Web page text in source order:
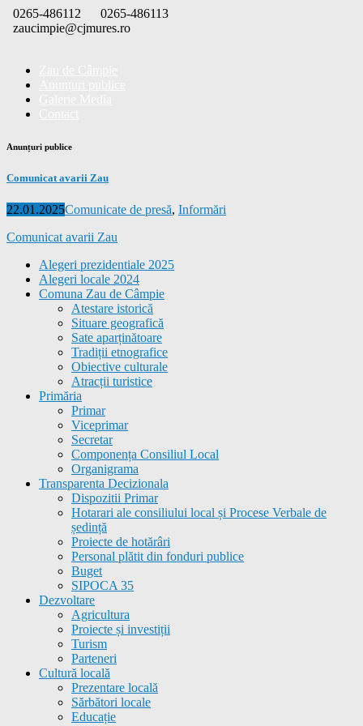
Skip
to
0265-486112
0265-486113
zaucimpie@cjmures.ro
Anunțuri publice
Comunicat avarii Zau
Posted
22.01.2025Categories
Comunicate de presă, Informări
Comunicat avarii Zau
Alegeri prezidentiale 2025
Alegeri locale 2024
Comuna Zau de Câmpie
Atestare istorică
Situare geografică
Sate aparținătoare
Tradiții etnografice
Obiective culturale
Atracții turistice
Primăria
Primar
Viceprimar
Secretar
Componența Consiliul Local
Organigrama
Transparenta Decizionala
Dispozitii Primar
Hotarari ale consiliului local și Procese Verbale de
ședință
Proiecte de hotărâri
Personal plătit din fonduri publice
Buget
SIPOCA 35
Dezvoltare
Agricultura
Proiecte și investiții
Turism
Parteneri
Cultură locală
Prezentare locală
Sărbători locale
Educație